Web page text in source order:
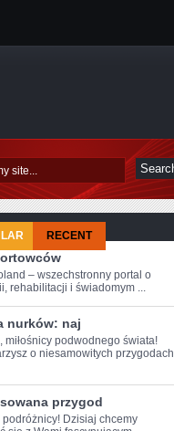
RECENT
– wszechstronny portal o
rehabilitacji i świadomym ...
nurków: naj
miłośnicy podwodnego świata!
o ​niesamowitych przygodach
przygod
podróżnicy! Dzisiaj chcemy